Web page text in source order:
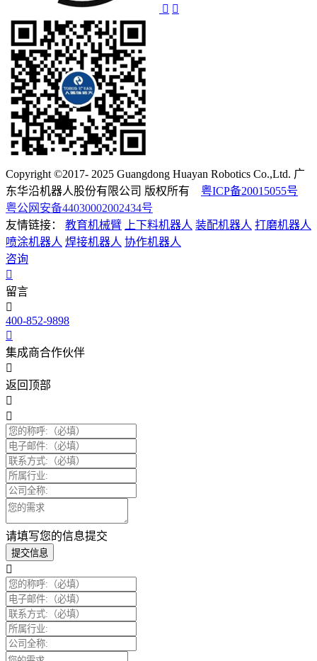
Copyright ©2017- 2025 Guangdong Huayan Robotics Co.,Ltd. 广
东华沿机器人股份有限公司 版权所有 粤ICP备20015055号
粤公网安备44030002002434号
友情链接：
教育机械臂 上下料机器人 装配机器人 打磨机器人
喷涂机器人 焊接机器人 协作机器人
咨询
留言
400-852-9898
集成商合作伙伴
返回顶部
请填写您的信息提交
提交信息